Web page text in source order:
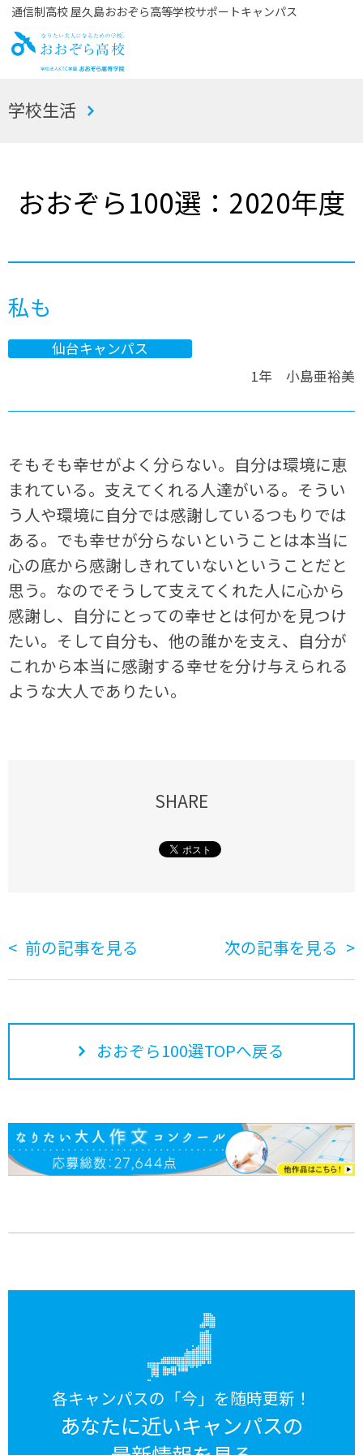
通信制高校 屋久島おおぞら高等学校サポートキャンパス
お
学校生活
おおぞら100選：2020年度
私も
仙台キャンパス
1年 小島亜裕美
そもそも幸せがよく分らない。自分は環境に恵
まれている。支えてくれる人達がいる。そうい
う人や環境に自分では感謝しているつもりでは
ある。でも幸せが分らないということは本当に
心の底から感謝しきれていないということだと
思う。なのでそうして支えてくれた人に心から
感謝し、自分にとっての幸せとは何かを見つけ
たい。そして自分も、他の誰かを支え、自分が
これから本当に感謝する幸せを分け与えられる
ような大人でありたい。
SHARE
前の記事を見る 次の記事を見る
おおぞら100選TOPへ戻る
各キャンパスの「今」を随時更新！
あなたに近いキャンパスの